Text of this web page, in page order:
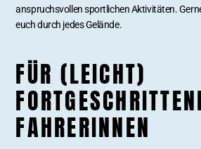
anspruchsvollen sportlichen Aktivitäten.
euch durch jedes Gelände.
FÜR (LEICHT)
FAHRERINNEN